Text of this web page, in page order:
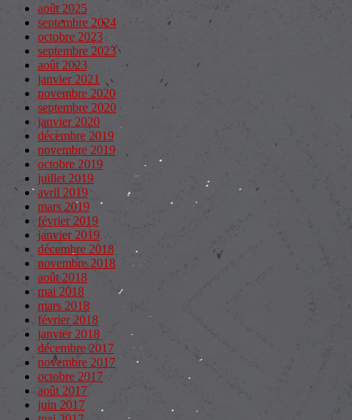
août 2025
septembre 2024
octobre 2023
septembre 2023
août 2023
janvier 2021
novembre 2020
septembre 2020
janvier 2020
décembre 2019
novembre 2019
octobre 2019
juillet 2019
avril 2019
mars 2019
février 2019
janvier 2019
décembre 2018
novembre 2018
août 2018
mai 2018
mars 2018
février 2018
janvier 2018
décembre 2017
novembre 2017
octobre 2017
août 2017
juin 2017